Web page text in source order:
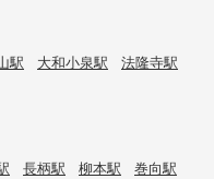
駅 大和小泉駅
法隆寺駅
長柄駅 柳本駅
巻向駅